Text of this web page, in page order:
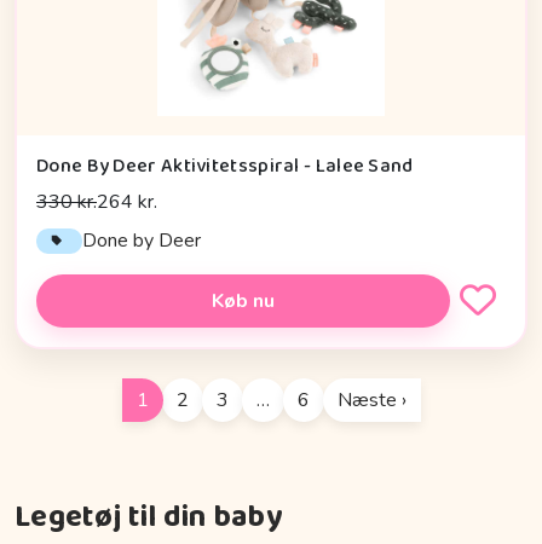
Done By Deer Aktivitetsspiral - Lalee Sand
330 kr.264 kr.
Done by Deer
Køb nu
1 2 3 … 6 Næste ›
Legetøj til din baby